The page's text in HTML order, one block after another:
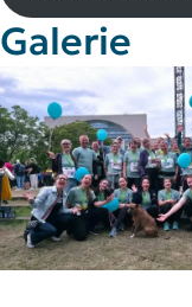
Galerie